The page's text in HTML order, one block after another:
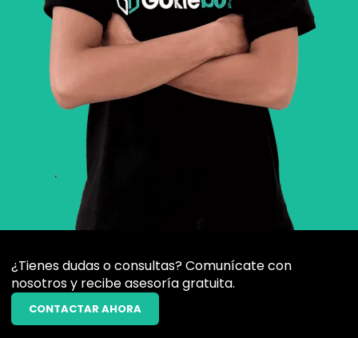
¿Tienes dudas o consultas? Comunícate con
nosotros y recibe asesoría gratuita.
CONTACTAR AHORA